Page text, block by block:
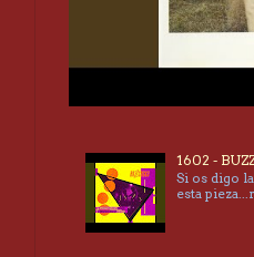
1602 -
Si os digo
esta